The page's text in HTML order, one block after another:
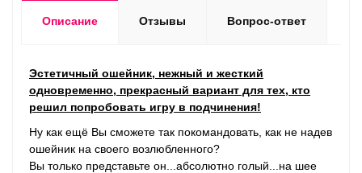
Описание Отзывы Вопрос-ответ
Эстетичный ошейник, нежный и жесткий
одновременно, прекрасный вариант для тех, кто
решил попробовать игру в подчинения!
Ну как ещё Вы сможете так покомандовать, как не надев
ошейник на своего возлюбленного?
Вы только представьте он...абсолютно голый...на шее